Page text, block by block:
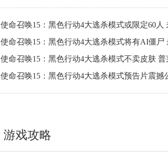
为“M”
使命召唤15：黑色行动4大逃杀模式或限定60人
提升
使命召唤15：黑色行动4大逃杀模式将有AI僵尸
持80
使命召唤15：黑色行动4大逃杀模式不卖皮肤 普
加入
使命召唤15：黑色行动4大逃杀模式预告片震撼
游戏攻略